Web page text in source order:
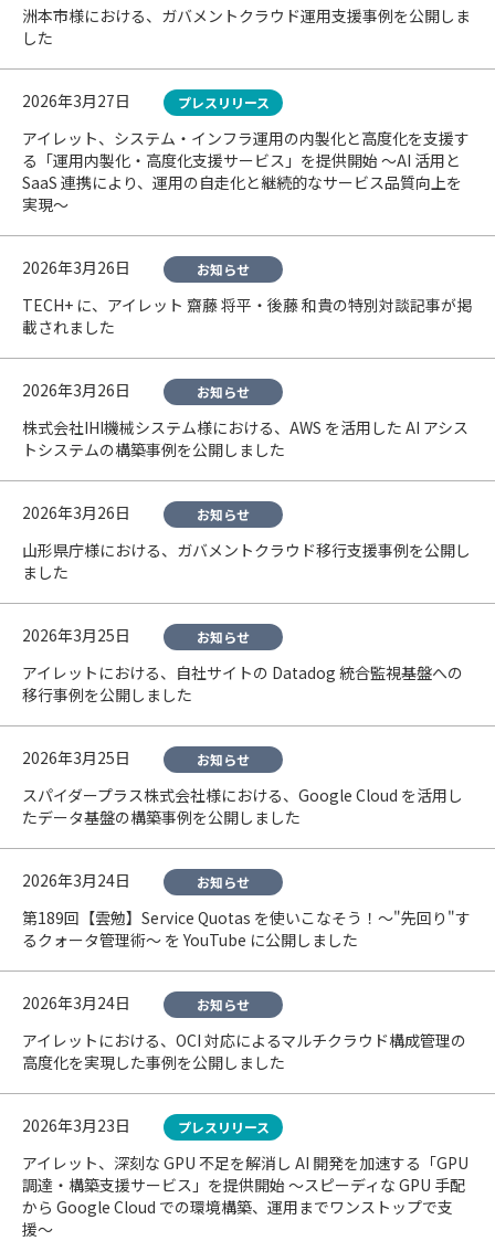
洲本市様における、ガバメントクラウド運用支援事例を公開しま
した
2026年3月27日 プレスリリース
アイレット、システム・インフラ運用の内製化と高度化を支援す
る「運用内製化・高度化支援サービス」を提供開始 〜AI 活用と
SaaS 連携により、運用の自走化と継続的なサービス品質向上を
実現〜
2026年3月26日 お知らせ
TECH+ に、アイレット 齋藤 将平・後藤 和貴の特別対談記事が掲
載されました
2026年3月26日 お知らせ
株式会社IHI機械システム様における、AWS を活用した AI アシス
トシステムの構築事例を公開しました
2026年3月26日 お知らせ
山形県庁様における、ガバメントクラウド移行支援事例を公開し
ました
2026年3月25日 お知らせ
アイレットにおける、自社サイトの Datadog 統合監視基盤への
移行事例を公開しました
2026年3月25日 お知らせ
スパイダープラス株式会社様における、Google Cloud を活用し
たデータ基盤の構築事例を公開しました
2026年3月24日 お知らせ
第189回【雲勉】Service Quotas を使いこなそう！〜"先回り"す
るクォータ管理術〜 を YouTube に公開しました
2026年3月24日 お知らせ
アイレットにおける、OCI 対応によるマルチクラウド構成管理の
高度化を実現した事例を公開しました
2026年3月23日 プレスリリース
アイレット、深刻な GPU 不足を解消し AI 開発を加速する「GPU
調達・構築支援サービス」を提供開始 〜スピーディな GPU 手配
から Google Cloud での環境構築、運用までワンストップで支
援〜